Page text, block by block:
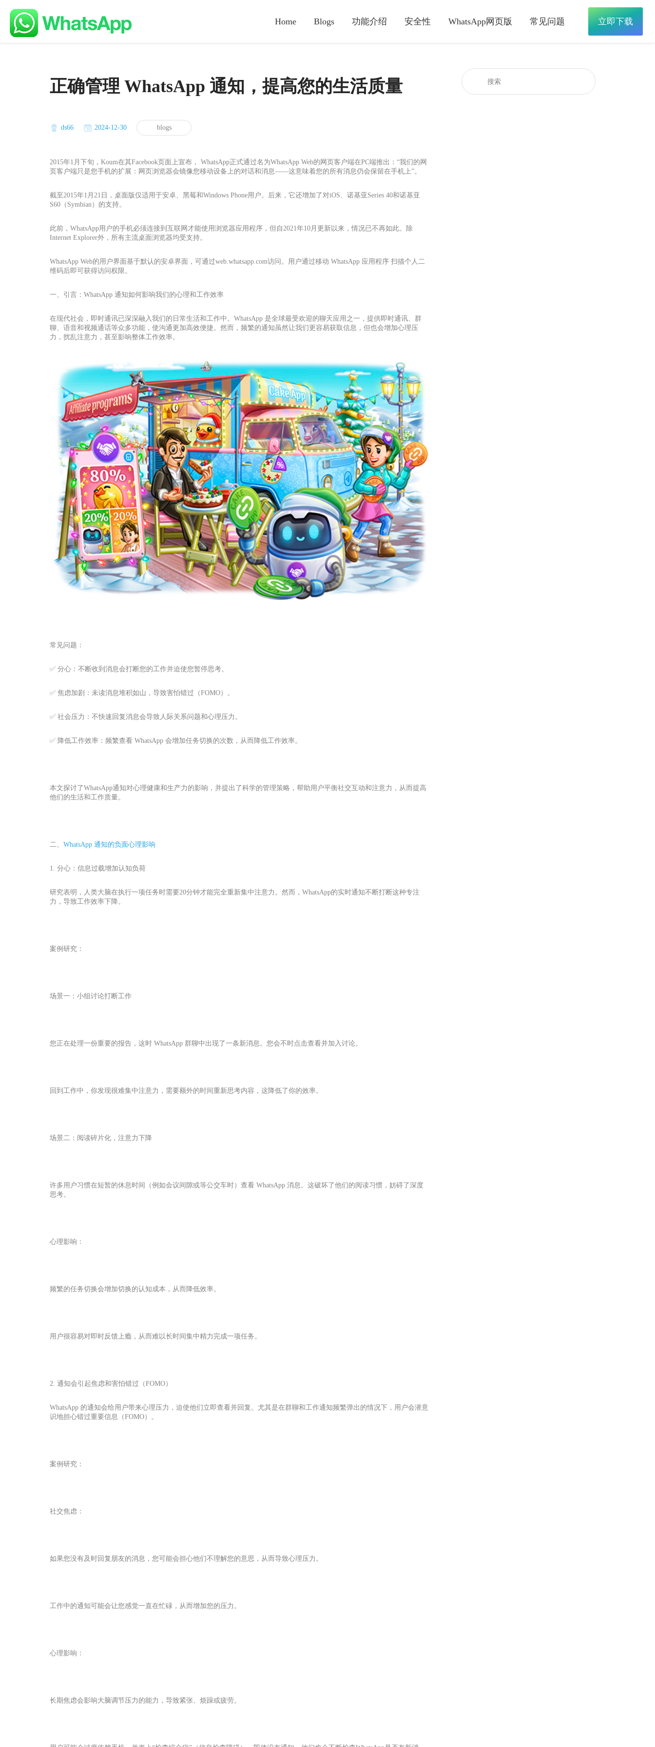
Home Blogs 功能介绍 安全性 WhatsApp网页版 常见问题 立即下载
正确管理 WhatsApp 通知，提高您的生活质量
ds66 2024-12-30 blogs
2015年1月下旬，Koum在其Facebook页面上宣布， WhatsApp正式通过名为WhatsApp Web的网页客户端在PC端推出：“我们的网
页客户端只是您手机的扩展：网页浏览器会镜像您移动设备上的对话和消息——这意味着您的所有消息仍会保留在手机上”。
截至2015年1月21日，桌面版仅适用于安卓、黑莓和Windows Phone用户。后来，它还增加了对iOS、诺基亚Series 40和诺基亚
S60（Symbian）的支持。
此前，WhatsApp用户的手机必须连接到互联网才能使用浏览器应用程序，但自2021年10月更新以来，情况已不再如此。除
Internet Explorer外，所有主流桌面浏览器均受支持。
WhatsApp Web的用户界面基于默认的安卓界面，可通过web.whatsapp.com访问。用户通过移动 WhatsApp 应用程序 扫描个人二
维码后即可获得访问权限。
一、引言：WhatsApp 通知如何影响我们的心理和工作效率
在现代社会，即时通讯已深深融入我们的日常生活和工作中。WhatsApp 是全球最受欢迎的聊天应用之一，提供即时通讯、群
聊、语音和视频通话等众多功能，使沟通更加高效便捷。然而，频繁的通知虽然让我们更容易获取信息，但也会增加心理压
力，扰乱注意力，甚至影响整体工作效率。
常见问题：
✅ 分心：不断收到消息会打断您的工作并迫使您暂停思考。
✅ 焦虑加剧：未读消息堆积如山，导致害怕错过（FOMO）。
✅ 社会压力：不快速回复消息会导致人际关系问题和心理压力。
✅ 降低工作效率：频繁查看 WhatsApp 会增加任务切换的次数，从而降低工作效率。
本文探讨了WhatsApp通知对心理健康和生产力的影响，并提出了科学的管理策略，帮助用户平衡社交互动和注意力，从而提高
他们的生活和工作质量。
二、 WhatsApp 通知的负面心理影响
1. 分心：信息过载增加认知负荷
研究表明，人类大脑在执行一项任务时需要20分钟才能完全重新集中注意力。然而，WhatsApp的实时通知不断打断这种专注
力，导致工作效率下降。
案例研究：
场景一：小组讨论打断工作
您正在处理一份重要的报告，这时 WhatsApp 群聊中出现了一条新消息。您会不时点击查看并加入讨论。
回到工作中，你发现很难集中注意力，需要额外的时间重新思考内容，这降低了你的效率。
场景二：阅读碎片化，注意力下降
许多用户习惯在短暂的休息时间（例如会议间隙或等公交车时）查看 WhatsApp 消息。这破坏了他们的阅读习惯，妨碍了深度
思考。
心理影响：
频繁的任务切换会增加切换的认知成本，从而降低效率。
用户很容易对即时反馈上瘾，从而难以长时间集中精力完成一项任务。
2. 通知会引起焦虑和害怕错过（FOMO）
WhatsApp 的通知会给用户带来心理压力，迫使他们立即查看并回复。尤其是在群聊和工作通知频繁弹出的情况下，用户会潜意
识地担心错过重要信息（FOMO）。
案例研究：
社交焦虑：
如果您没有及时回复朋友的消息，您可能会担心他们不理解您的意思，从而导致心理压力。
工作中的通知可能会让您感觉一直在忙碌，从而增加您的压力。
心理影响：
长期焦虑会影响大脑调节压力的能力，导致紧张、烦躁或疲劳。